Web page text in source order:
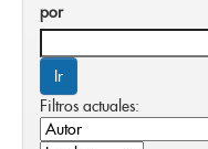
por
Filtros actuales: